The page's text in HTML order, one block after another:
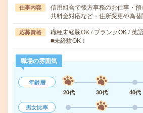
仕事内容
信用組合で後方事務のお仕事・
共料金対応など・住所変更や為
応募資格
職種未経験OK / ブランクOK / 英
■未経験OK！
職場の雰囲気
年齢層
20代
30代 40代
男女比率